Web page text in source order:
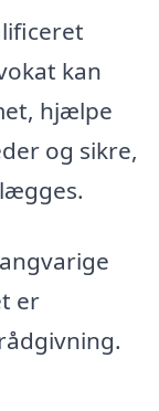
kan
hjælpe
og sikre,
er